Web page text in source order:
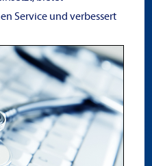
Service und verbessert